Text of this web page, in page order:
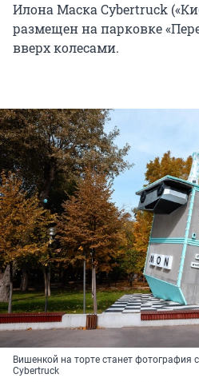
Илона Маска Cybertruck
размещен на парковке
вверх колесами.
Вишенкой на торте станет
Cybertruck